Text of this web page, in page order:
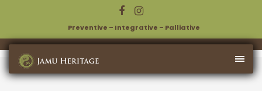
Preventive – Integrative – Palliative